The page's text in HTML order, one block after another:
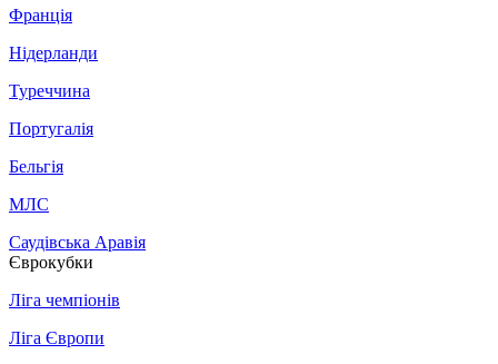
Франція
Нідерланди
Туреччина
Португалія
Бельгія
МЛС
Саудівська Аравія
Єврокубки
Ліга чемпіонів
Ліга Європи